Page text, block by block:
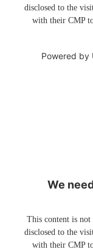
disclosed to the
with their CMP
Powered by
We
This content is not
disclosed to the
with their CMP